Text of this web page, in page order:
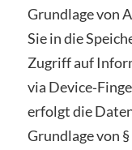
Grundlage von
Sie in die
Zugriff auf
via
erfolgt die
Grundlage von